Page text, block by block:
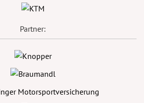
Partner: